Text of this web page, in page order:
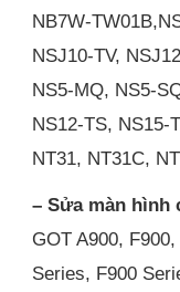
NB7W-
NSJ10-TV,
NS5-MQ, NS5-
NS12-TS, NS15-
NT31, NT31C,
– Sửa màn hình
GOT A900,
Series, F900